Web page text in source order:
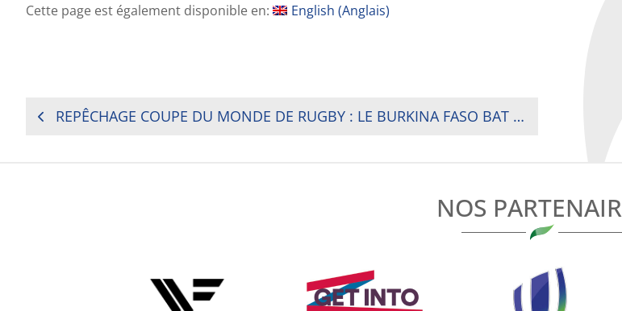
Cette page est également disponible en: English (Anglais)
NAVIGATION
REPÊCHAGE COUPE DU MONDE DE RUGBY : LE BURKINA FASO BAT LE BURUNDI (52-03)
NOS